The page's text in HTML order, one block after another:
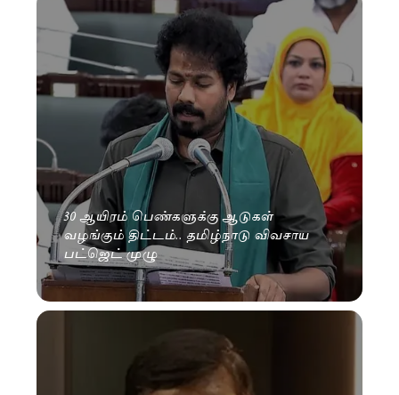
30 ஆயிரம் பெண்களுக்கு ஆடுகள்
வழங்கும் திட்டம்.. தமிழ்நாடு விவசாய
பட்ஜெட் முழு